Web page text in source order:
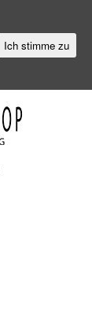
Ich stimme zu